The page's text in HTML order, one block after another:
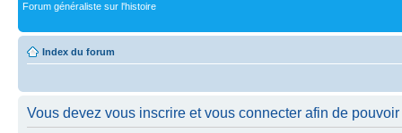
Forum généraliste sur l'histoire
Index du forum
Vous devez vous inscrire et vous connecter afin de